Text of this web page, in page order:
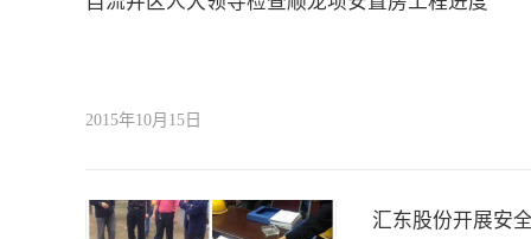
2015年10月15日
汇东股份开展安